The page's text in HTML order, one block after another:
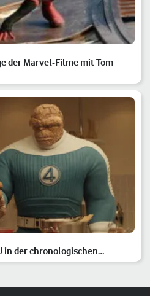
der Marvel-Filme mit Tom
in der chronologischen